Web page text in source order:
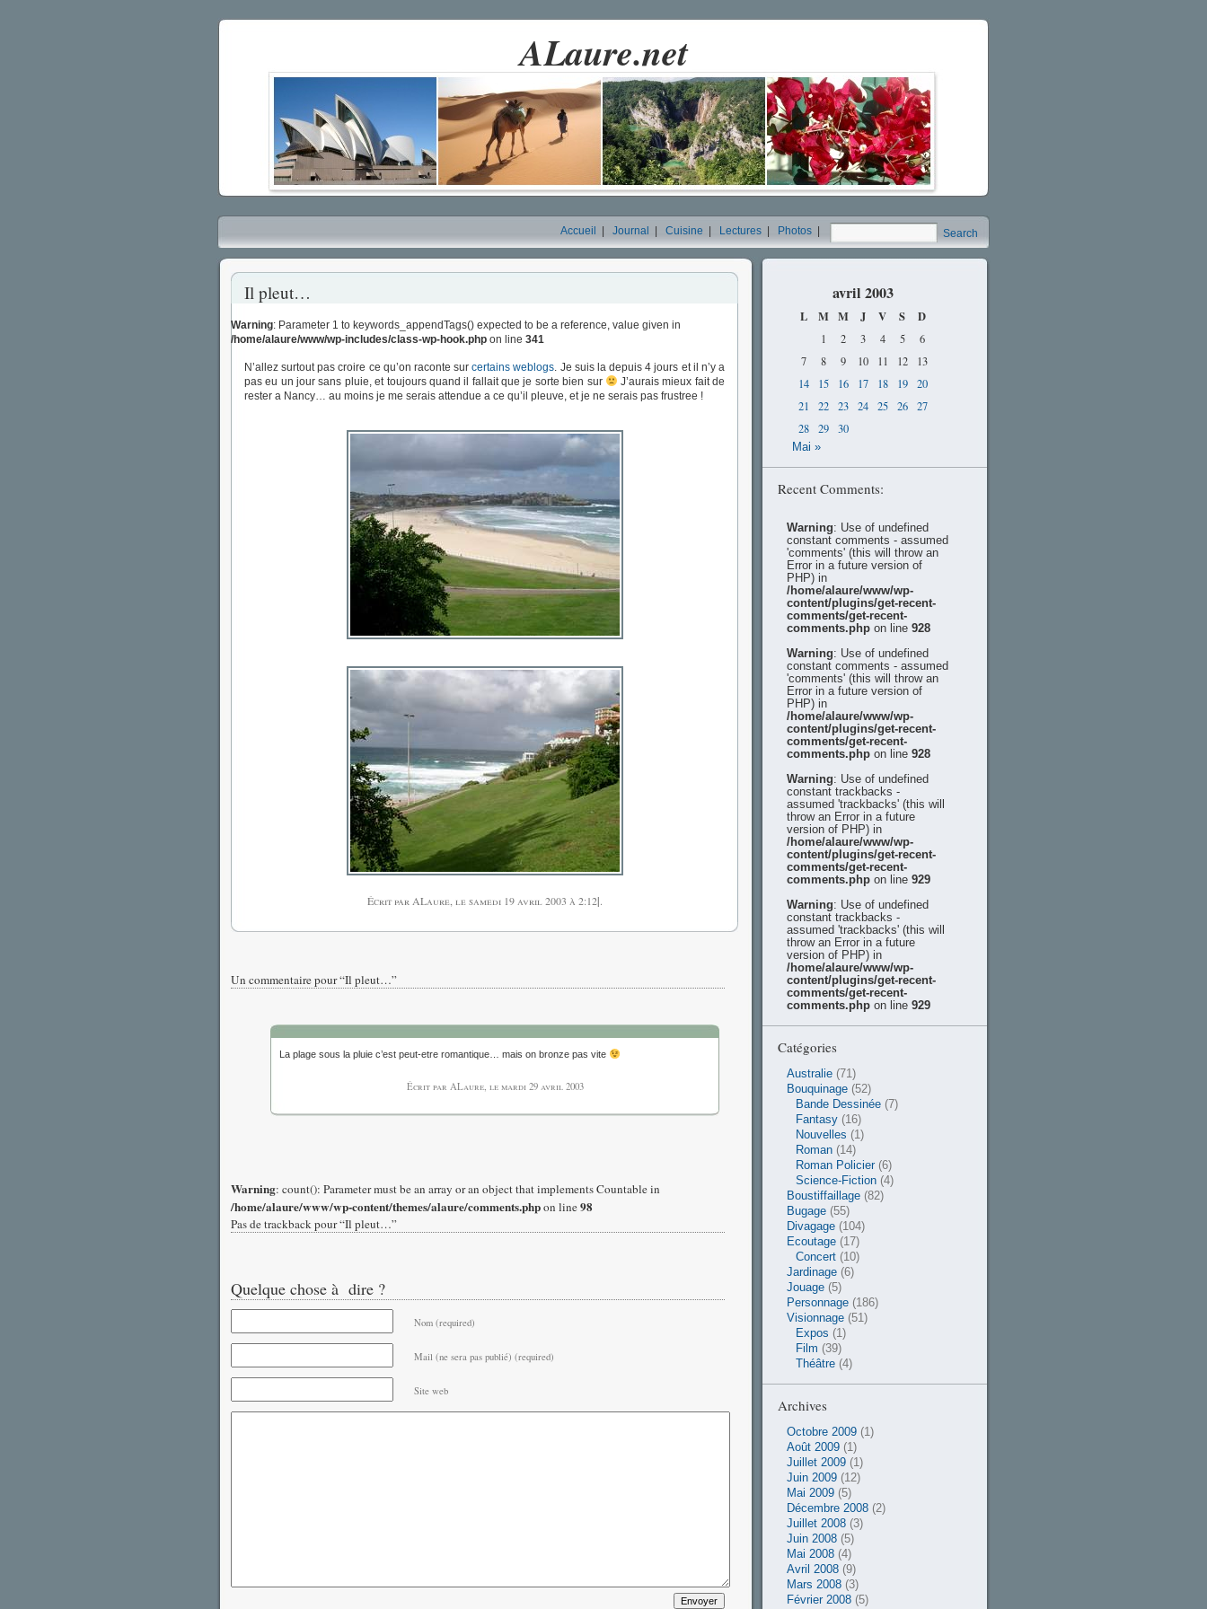
ALaure.net
Search
Accueil Journal Cuisine Lectures Photos
Il pleut…
Warning: Parameter 1 to keywords_appendTags() expected to be a reference, value given in
/home/alaure/www/wp-includes/class-wp-hook.php on line 341
N’allez surtout pas croire ce qu’on raconte surcertains weblogs. Je suis la depuis 4 jours et il n’y a
pas eu un jour sans pluie, et toujours quand il fallait que je sorte bien sur
J’aurais mieux fait de
rester a Nancy… au moins je me serais attendue a ce qu’il pleuve, et je ne serais pas frustree !
Écrit par ALaure, le samedi 19 avril 2003 à 2:12|.
Un commentaire pour “Il pleut…”
La plage sous la pluie c’est peut-etre romantique… mais on bronze pas vite
Écrit par ALaure, le mardi 29 avril 2003
Warning: count(): Parameter must be an array or an object that implements Countable in
/home/alaure/www/wp-content/themes/alaure/comments.phpon line98
Pas de trackback pour “Il pleut…”
Quelque chose à dire ?
Nom (required)
Mail (ne sera pas publié) (required)
Site web
avril 2003
L M M J V S D
1 2 3 4 5
6
7
8 9 10 11 12
13
14
15 16 17 18 19
20
21
22 23 24 25 26
27
28 29 30
Mai »
Recent Comments:
Warning: Use of undefined
constant comments - assumed
'comments' (this will throw an
Error in a future version of
PHP) in
/home/alaure/www/wp-
content/plugins/get-recent-
comments/get-recent-
comments.php on line 928
Warning: Use of undefined
constant comments - assumed
'comments' (this will throw an
Error in a future version of
PHP) in
/home/alaure/www/wp-
content/plugins/get-recent-
comments/get-recent-
comments.php on line 928
Warning: Use of undefined
constant trackbacks -
assumed 'trackbacks' (this will
throw an Error in a future
version of PHP) in
/home/alaure/www/wp-
content/plugins/get-recent-
comments/get-recent-
comments.php on line 929
Warning: Use of undefined
constant trackbacks -
assumed 'trackbacks' (this will
throw an Error in a future
version of PHP) in
/home/alaure/www/wp-
content/plugins/get-recent-
comments/get-recent-
comments.php on line 929
Catégories
Australie (71)
Bouquinage (52)
Bande Dessinée (7)
Fantasy (16)
Nouvelles (1)
Roman (14)
Roman Policier (6)
Science-Fiction (4)
Boustiffaillage (82)
Bugage (55)
Divagage (104)
Ecoutage (17)
Concert (10)
Jardinage (6)
Jouage (5)
Personnage (186)
Visionnage (51)
Expos (1)
Film (39)
Théâtre (4)
Archives
Octobre 2009 (1)
Août 2009 (1)
Juillet 2009 (1)
Juin 2009 (12)
Mai 2009 (5)
Décembre 2008 (2)
Juillet 2008 (3)
Juin 2008 (5)
Mai 2008 (4)
Avril 2008 (9)
Mars 2008 (3)
Février 2008 (5)